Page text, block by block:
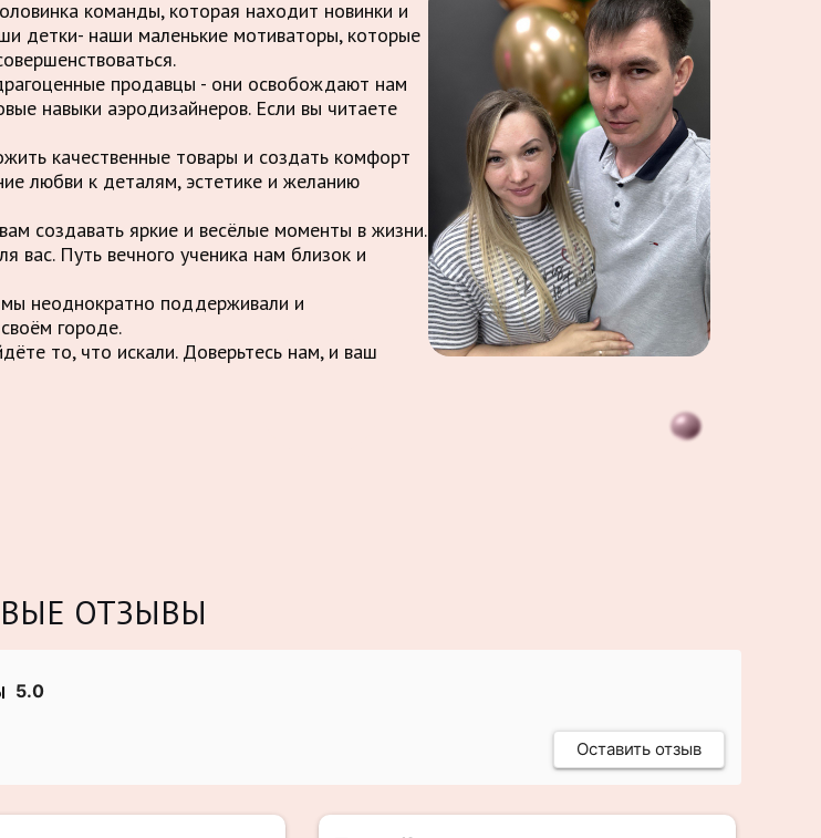
команды, которая находит новинки и
детки- наши маленькие мотиваторы, которые
продавцы - они освобождают нам
навыки аэродизайнеров. Если вы читаете
качественные товары и создать комфорт
любви к деталям, эстетике и желанию
создавать яркие и весёлые моменты в жизни.
вас. Путь вечного ученика нам близок и
неоднократно поддерживали и
городе.
то, что искали. Доверьтесь нам, и ваш
ОТЗЫВЫ
5.0
Оставить отзыв